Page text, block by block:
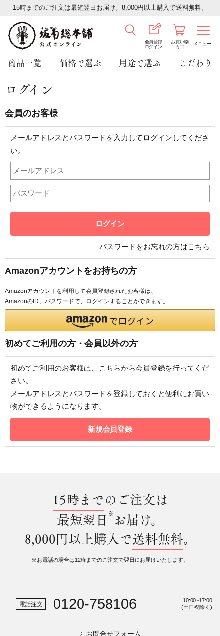
15時までのご注文は最短翌日お届け。8,000円以上購入で送料無料。
会員登録
ログイン
お買い物
カゴ
メニュー
商品一覧 価格で選ぶ 用途で選ぶ こだわり
ログイン
会員のお客様
メールアドレスとパスワードを入力してログインしてくださ
い。
パスワードをお忘れの方はこちら
Amazonアカウントをお持ちの方
Amazonアカウントを利用して会員登録されたお客様は、
AmazonのID、パスワードで、ログインすることができます。
初めてご利用の方・会員以外の方
初めてご利用のお客様は、こちらから会員登録を行ってくだ
さい。
メールアドレスとパスワードを登録しておくと便利にお買い
物ができるようになります。
15時までのご注文は
最短翌日 ※ お届け。
8,000円以上購入で送料無料。
※お電話の場合は12時までのご注文で翌日にお届けいたします。
電話注文 0120-758106
10:00~17:00
(土日祝除く)
お問合せフォーム